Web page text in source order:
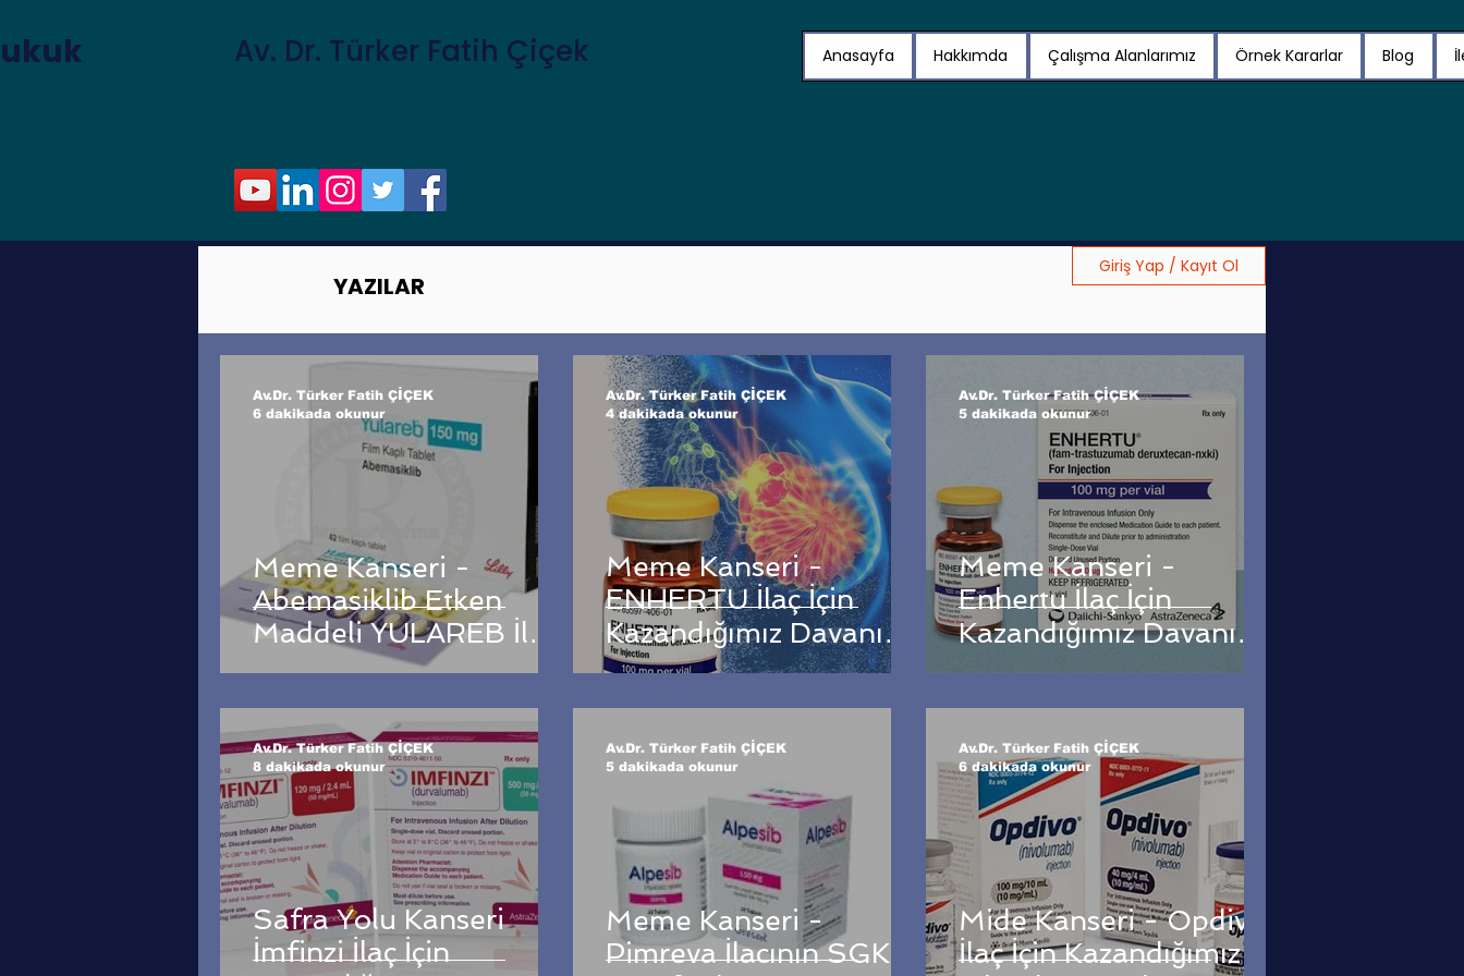
Av. Dr. Türker Fatih Çiçek Anasayfa Hakkımda Çalışma Alanlarımız Örnek Kararlar Blog
Giriş Yap / Kayıt Ol
Meme Kanseri -
Abemasiklib Etken
Maddeli YULAREB İlaç
İçin Kazandığımız
Davanın Sonucu
Av.Dr. Türker Fatih ÇİÇEK
6 dakikada okunur
Meme Kanseri -
ENHERTU İlaç İçin
Kazandığımız Davanın
Sonucu
Av.Dr. Türker Fatih ÇİÇEK
4 dakikada okunur
Meme Kanseri -
Enhertu İlaç İçin
Kazandığımız Davanın
Sonucu !
Av.Dr. Türker Fatih ÇİÇEK
5 dakikada okunur
Safra Yolu Kanseri
İmfinzi İlaç İçin
Av.Dr. Türker Fatih ÇİÇEK
8 dakikada okunur
Meme Kanseri -
Pimreva İlacının SGK
Av.Dr. Türker Fatih ÇİÇEK
5 dakikada okunur
Mide Kanseri - Opdivo
İlaç İçin Kazandığımız
Av.Dr. Türker Fatih ÇİÇEK
6 dakikada okunur
YAZILAR